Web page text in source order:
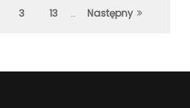
3 …
13 Następny